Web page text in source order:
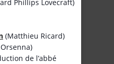
Phillips Lovecraft)
(Matthieu Ricard)
de l’abbé